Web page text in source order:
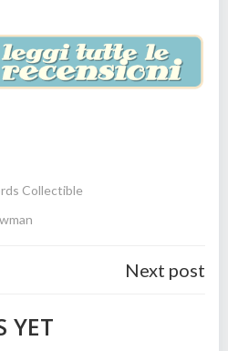
Collectible
Next post
YET